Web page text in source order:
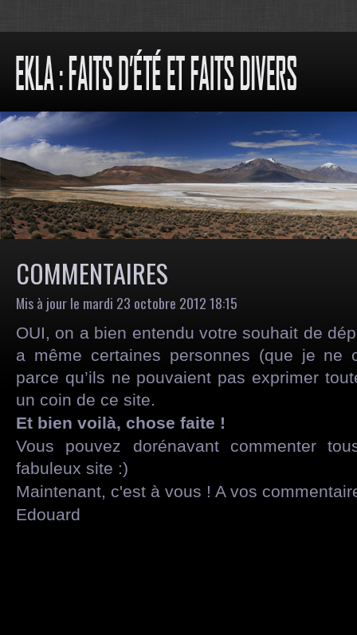
COMMENTAIRES
Mis à jour le mardi 23 octobre 2012 18:15
OUI, on a bien entendu votre souhait de
a même certaines personnes (que je ne
parce qu’ils ne pouvaient pas exprimer
un coin de ce site.
Et bien voilà, chose faite !
Vous pouvez dorénavant commenter
fabuleux site :)
Maintenant, c'est à vous ! A vos
Edouard